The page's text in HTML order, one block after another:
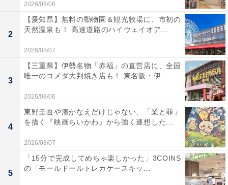
2026/08/06
2
【愛知県】無料の動物園＆観光牧場に、市初の
天然温泉も！ 高速道路のハイウェイオア...
2026/08/07
3
【三重県】伊勢名物「赤福」の直営店に、全国
唯一のコメダ大判焼き店も！ 東名阪・伊...
2026/08/06
4
東野圭吾や湊かなえだけじゃない、「業と罪」
を描く『映画ちいかわ』から強く連想した...
2026/08/07
5
「15分で完成してめちゃ楽しかった」3COINS
の「モールドールトレカケースキッ...